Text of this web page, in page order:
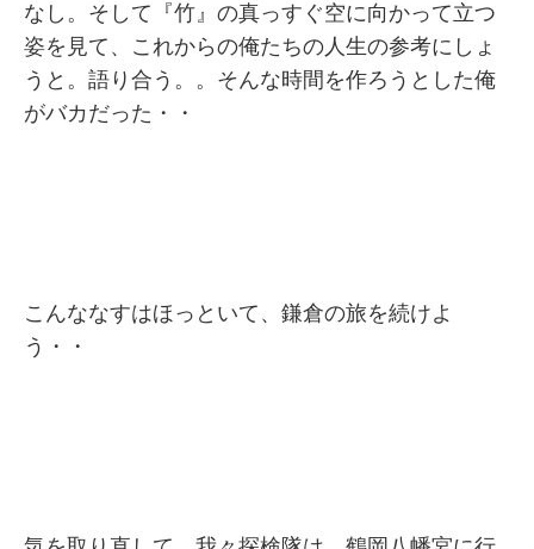
なし。そして『竹』の真っすぐ空に向かって立つ
姿を見て、これからの俺たちの人生の参考にしょ
うと。語り合う。。そんな時間を作ろうとした俺
がバカだった・・
こんななすはほっといて、鎌倉の旅を続けよ
う・・